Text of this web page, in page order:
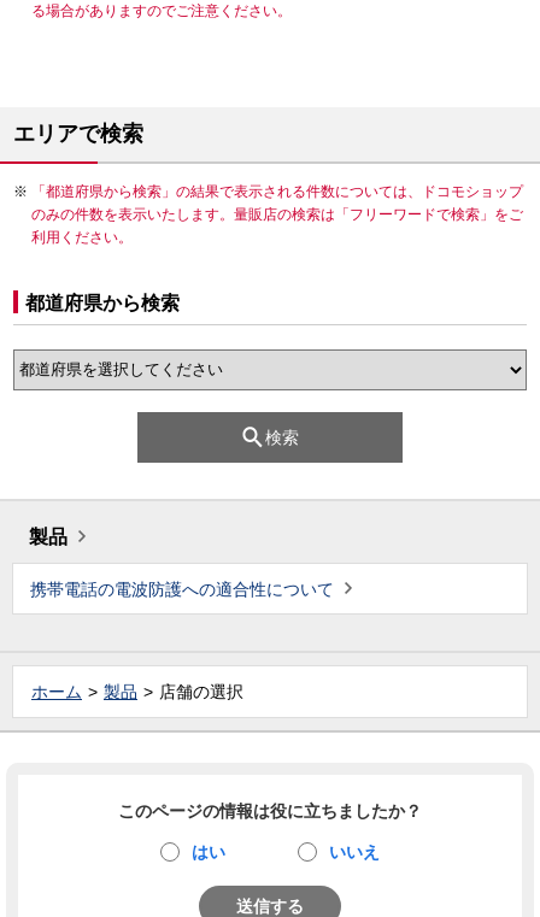
る場合がありますのでご注意ください。
エリアで検索
「都道府県から検索」の結果で表示される件数については、ドコモショップ
のみの件数を表示いたします。量販店の検索は「フリーワードで検索」をご
利用ください。
都道府県から検索
検索
製品
携帯電話の電波防護への適合性について
ホーム 製品 店舗の選択
このページの情報は役に立ちましたか？
はい いいえ
送信する